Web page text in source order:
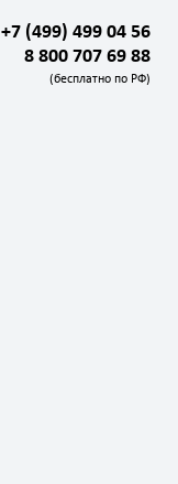
+7 (499) 499 04 56
8 800 707 69 88
(бесплатно по РФ)